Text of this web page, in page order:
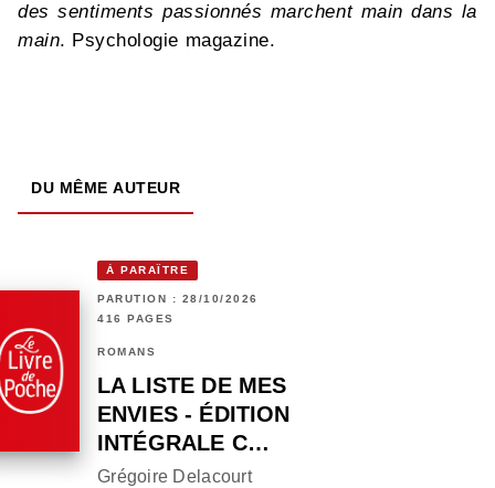
des sentiments passionnés marchent main dans la
main. Psychologie magazine.
DU MÊME AUTEUR
À PARAÎTRE
PARUTION : 28/10/2026
416 PAGES
ROMANS
LA LISTE DE MES
ENVIES - ÉDITION
INTÉGRALE C…
Grégoire Delacourt